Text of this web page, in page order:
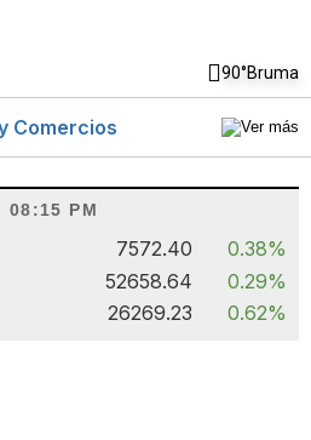
90°Bruma
Comercios
08:15 PM
7572.40
0.38%
52658.64
0.29%
26269.23 0.62%